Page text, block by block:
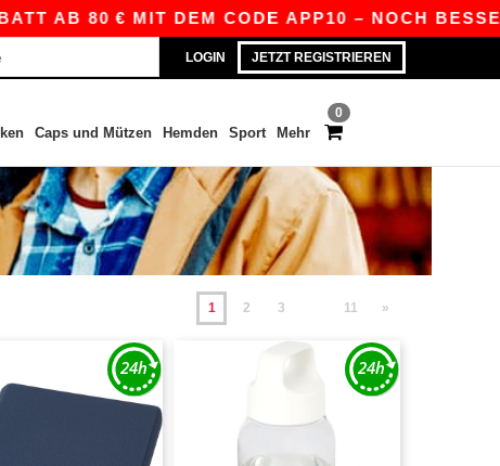
€ MIT DEM CODE APP10 – NOCH BESSERE
LOGIN JETZT REGISTRIEREN
0
Caps und Mützen Hemden Sport Mehr
1 2 3 11 »